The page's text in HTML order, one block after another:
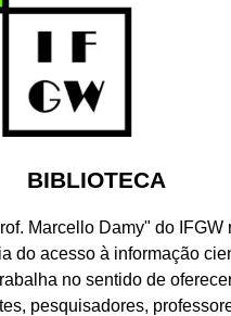
BIBLIOTECA
Marcello Damy" do IFGW
do acesso à informação
no sentido de
pesquisadores,